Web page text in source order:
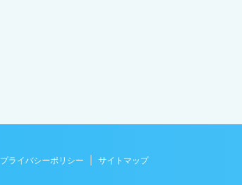
プライバシーポリシー サイトマップ